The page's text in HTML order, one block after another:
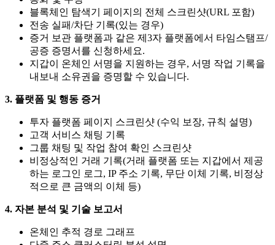
블록체인 탐색기 페이지의 전체 스크린샷(URL 포함)
전송 실패/차단 기록(있는 경우)
증거 보관 플랫폼과 같은 제3자 플랫폼에서 타임스탬프/
공증 증명서를 신청하세요.
지갑이 온체인 서명을 지원하는 경우, 서명 작업 기록을
내보내 소유권을 증명할 수 있습니다.
3. 플랫폼 및 행동 증거
투자 플랫폼 페이지 스크린샷 (수익 보장, 규칙 설명)
고객 서비스 채팅 기록
그룹 채팅 및 작업 참여 확인 스크린샷
비정상적인 거래 기록(거래 플랫폼 또는 지갑에서 제공
하는 로그인 로그, IP 주소 기록, 무단 이체 기록, 비정상
적으로 큰 금액의 이체 등)
4. 자본 분석 및 기술 보고서
온체인 추적 경로 그래프